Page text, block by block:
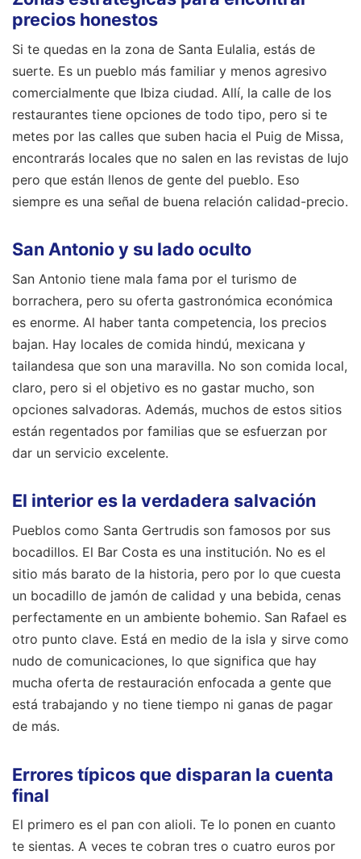
precios honestos
Si te quedas en la zona de Santa Eulalia, estás de
suerte. Es un pueblo más familiar y menos agresivo
comercialmente que Ibiza ciudad. Allí, la calle de los
restaurantes tiene opciones de todo tipo, pero si te
metes por las calles que suben hacia el Puig de Missa,
encontrarás locales que no salen en las revistas de lujo
pero que están llenos de gente del pueblo. Eso
siempre es una señal de buena relación calidad-precio.
San Antonio y su lado oculto
San Antonio tiene mala fama por el turismo de
borrachera, pero su oferta gastronómica económica
es enorme. Al haber tanta competencia, los precios
bajan. Hay locales de comida hindú, mexicana y
tailandesa que son una maravilla. No son comida local,
claro, pero si el objetivo es no gastar mucho, son
opciones salvadoras. Además, muchos de estos sitios
están regentados por familias que se esfuerzan por
dar un servicio excelente.
El interior es la verdadera salvación
Pueblos como Santa Gertrudis son famosos por sus
bocadillos. El Bar Costa es una institución. No es el
sitio más barato de la historia, pero por lo que cuesta
un bocadillo de jamón de calidad y una bebida, cenas
perfectamente en un ambiente bohemio. San Rafael es
otro punto clave. Está en medio de la isla y sirve como
nudo de comunicaciones, lo que significa que hay
mucha oferta de restauración enfocada a gente que
está trabajando y no tiene tiempo ni ganas de pagar
de más.
Errores típicos que disparan la cuenta
final
El primero es el pan con alioli. Te lo ponen en cuanto
te sientas. A veces te cobran tres o cuatro euros por